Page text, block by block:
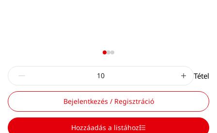
Tétel
Bejelentkezés / Regisztráció
Hozzáadás a listához